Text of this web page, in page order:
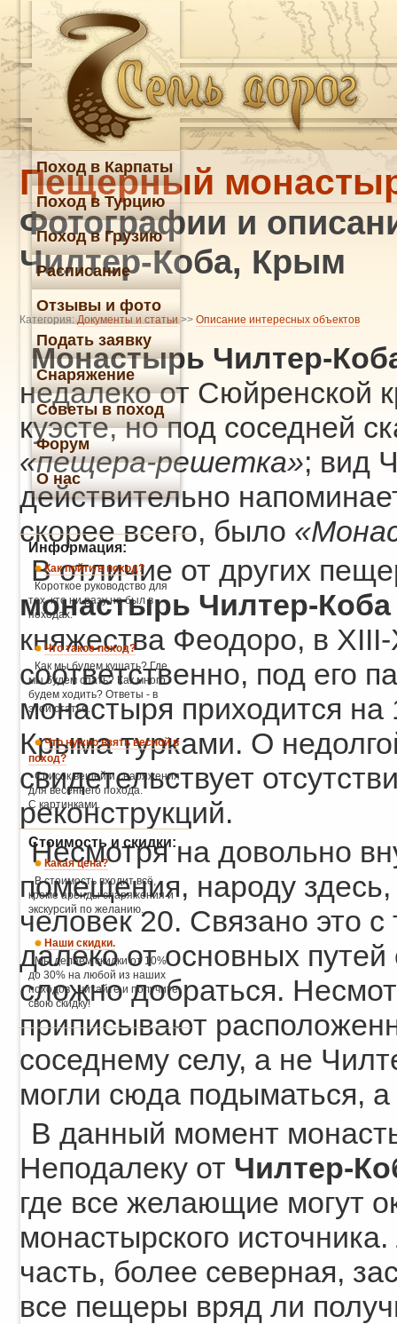
Пещерный
Фотографии и
Чилтер-Коба, Крым
Категория: Документы и статьи >> Описание интересных объектов
Монастырь Чилтер-
недалеко от Сюйренской
куэсте, но под соседней
«пещера-решетка»; вид
действительно
скорее всего, было
В отличие от других
монастырь Чилтер-Коба
княжества Феодоро, в
соответственно, под его
монастыря приходится на
Крыма турками. О
свидетельствует
реконструкций.
Несмотря на довольно
помещения, народу
человек 20. Связано это
далеко от основных
сложно добраться.
приписывают
соседнему селу, а не
могли сюда подыматься,
В данный момент
Неподалеку от Чилтер-
где все желающие могут
монастырского
часть, более северная,
все пещеры вряд ли
Поход в Карпаты
Поход в Турцию
Поход в Грузию
Расписание
Отзывы и фото
Подать заявку
Снаряжение
Советы в поход
Форум
О нас
Информация:
Как пойти в поход?
Короткое руководство для
тех, кто ни разу не был в
походах.
Что такое поход?
Как мы будем кушать? Где
мы будем спать? Как много
будем ходить? Ответы - в
этой статье.
Что нужно взять весной в
поход?
Список вещей и снаряжения
для весеннего похода.
С картинками.
Стоимость и скидки:
Какая цена?
В стоимость входит всё,
кроме аренды снаряжения и
экскурсий по желанию.
Наши скидки.
Мы делаем скидки от 10%
до 30% на любой из наших
походов - читайте и получите
свою скидку!